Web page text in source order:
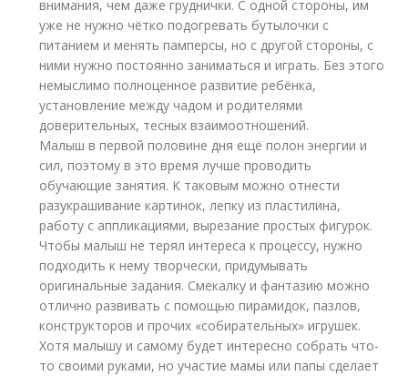
внимания, чем даже груднички. С одной стороны, им
уже не нужно чётко подогревать бутылочки с
питанием и менять памперсы, но с другой стороны, с
ними нужно постоянно заниматься и играть. Без этого
немыслимо полноценное развитие ребёнка,
установление между чадом и родителями
доверительных, тесных взаимоотношений.
Малыш в первой половине дня ещё полон энергии и
сил, поэтому в это время лучше проводить
обучающие занятия. К таковым можно отнести
разукрашивание картинок, лепку из пластилина,
работу с аппликациями, вырезание простых фигурок.
Чтобы малыш не терял интереса к процессу, нужно
подходить к нему творчески, придумывать
оригинальные задания. Смекалку и фантазию можно
отлично развивать с помощью пирамидок, пазлов,
конструкторов и прочих «собирательных» игрушек.
Хотя малышу и самому будет интересно собрать что-
то своими руками, но участие мамы или папы сделает